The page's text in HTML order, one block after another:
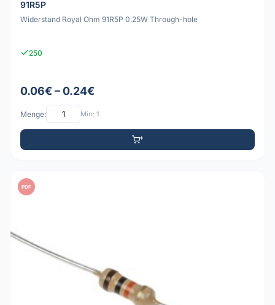
91R5P
Widerstand Royal Ohm 91R5P 0.25W Through-hole
250
0.06€ – 0.24€
Menge: Min: 1
PDF